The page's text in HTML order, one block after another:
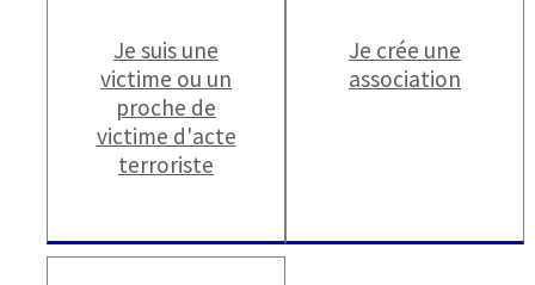
Je suis une
victime ou un
proche de
victime d'acte
terroriste
Je crée une
association